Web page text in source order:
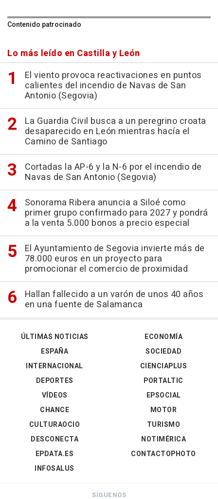
Contenido patrocinado
Lo más leído en Castilla y León
El viento provoca reactivaciones en puntos
calientes del incendio de Navas de San
Antonio (Segovia)
La Guardia Civil busca a un peregrino croata
desaparecido en León mientras hacía el
Camino de Santiago
Cortadas la AP-6 y la N-6 por el incendio de
Navas de San Antonio (Segovia)
Sonorama Ribera anuncia a Siloé como
primer grupo confirmado para 2027 y pondrá
a la venta 5.000 bonos a precio especial
El Ayuntamiento de Segovia invierte más de
78.000 euros en un proyecto para
promocionar el comercio de proximidad
Hallan fallecido a un varón de unos 40 años
en una fuente de Salamanca
ÚLTIMAS NOTICIAS
ESPAÑA
INTERNACIONAL
DEPORTES
VÍDEOS
ECONOMÍA
SOCIEDAD
CIENCIAPLUS
PORTALTIC
EPSOCIAL
CHANCE
CULTURAOCIO
DESCONECTA
EPDATA.ES
INFOSALUS
MOTOR
TURISMO
NOTIMÉRICA
CONTACTOPHOTO
SÍGUENOS